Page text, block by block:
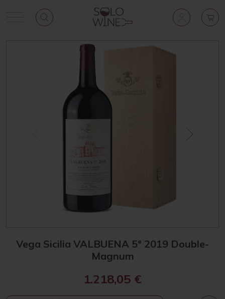
Vega Sicilia VALBUENA 5° 2019 Double-
Magnum
1.218,05 €